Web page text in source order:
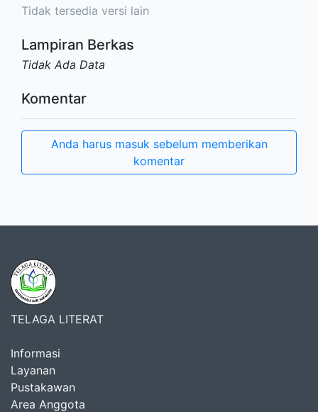
Tidak tersedia versi lain
Lampiran Berkas
Tidak Ada Data
Komentar
Anda harus masuk sebelum memberikan
komentar
TELAGA LITERAT
Informasi
Layanan
Pustakawan
Area Anggota